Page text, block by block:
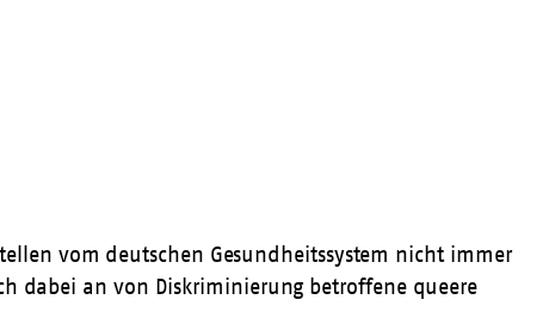
vom deutschen Gesundheitssystem nicht immer
dabei an von Diskriminierung betroffene queere